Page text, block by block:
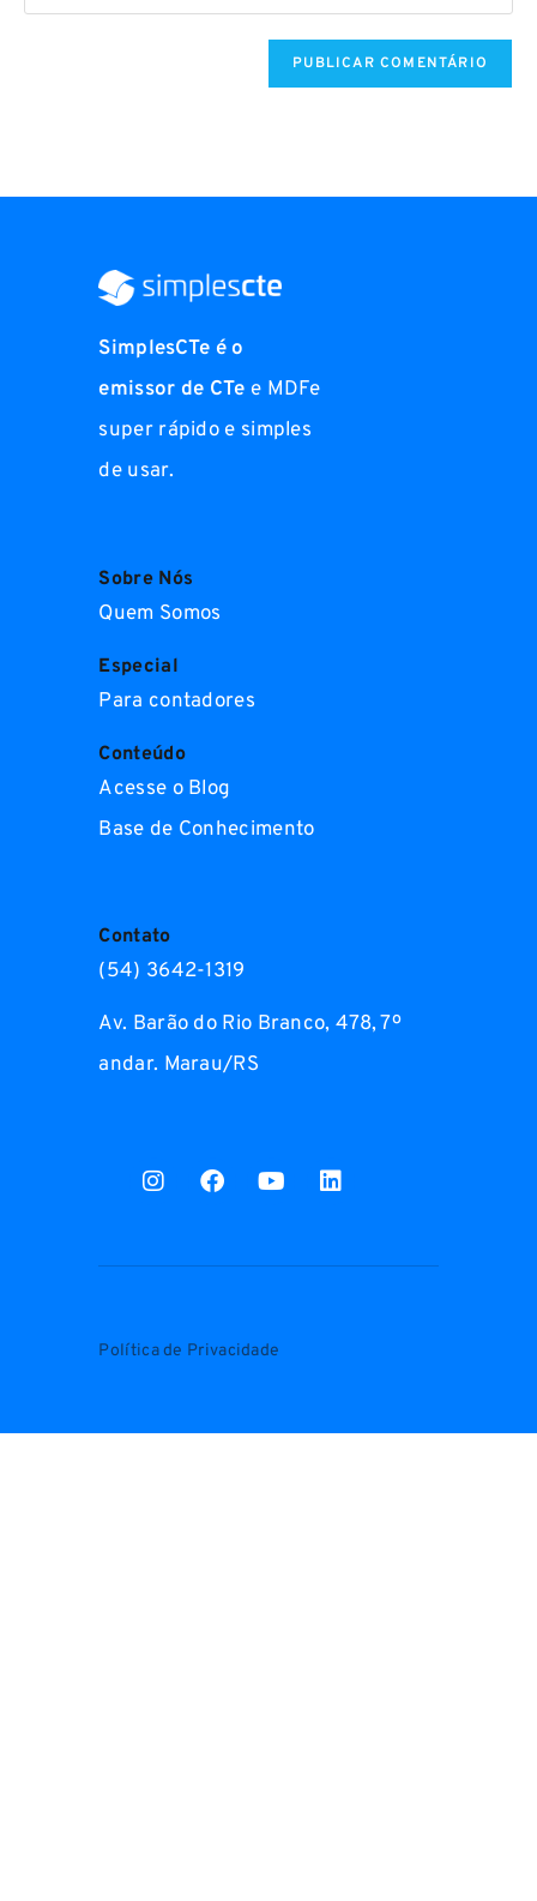
SimplesCTe é o
emissor de CTe e MDFe
super rápido e simples
de usar.
Sobre Nós
Quem Somos
Especial
Para contadores
Conteúdo
Acesse o Blog
Base de Conhecimento
Contato
(54) 3642-1319
Av. Barão do Rio Branco, 478, 7º
andar. Marau/RS
Política de Privacidade